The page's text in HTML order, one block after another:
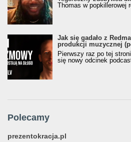
Thomas w popkillerowej
Jak się gadało z
produkcji muzycznej
Pierwszy raz po tej
się nowy odcinek
Polecamy
prezentokracja.pl